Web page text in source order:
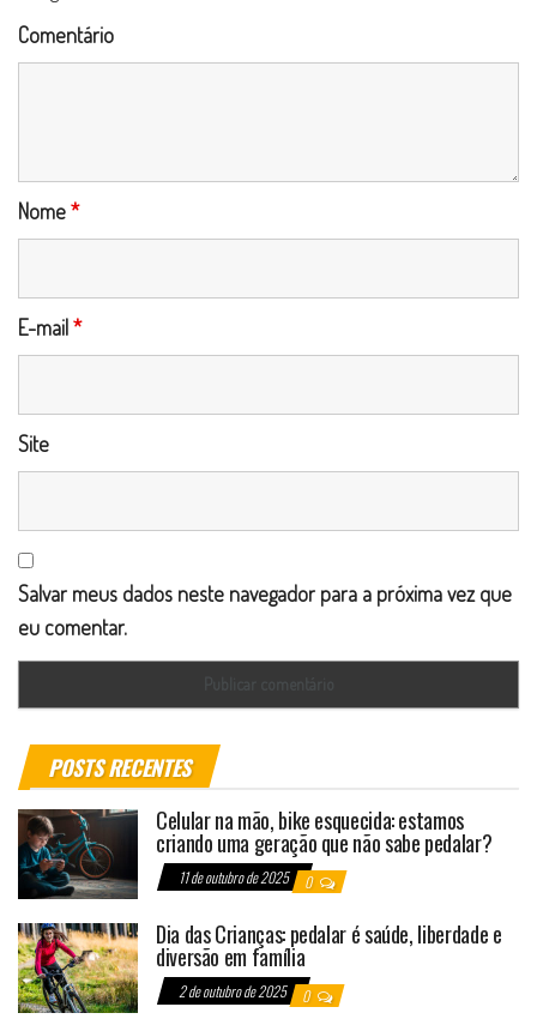
Comentário
Nome*
E-mail*
Site
Salvar meus dados neste navegador para a próxima vez que
eu comentar.
POSTS RECENTES
Celular na mão, bike esquecida: estamos
criando uma geração que não sabe pedalar?
11 de outubro de 2025 0
Dia das Crianças: pedalar é saúde, liberdade e
diversão em família
2 de outubro de 2025 0